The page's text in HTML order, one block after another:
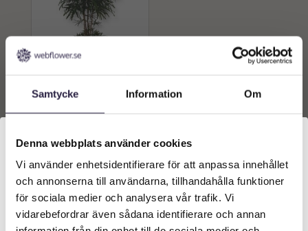
Samtycke Information Om
Denna webbplats använder cookies
Vi använder enhetsidentifierare för att anpassa innehållet
och annonserna till användarna, tillhandahålla funktioner
för sociala medier och analysera vår trafik. Vi
vidarebefordrar även sådana identifierare och annan
Palm | Konstgjord Aralia
Lägg till i
varukorg
Välkommen till Webflower
Vilken typ av kund är du? Du kan alltid justera ditt val
längst upp på sidan.